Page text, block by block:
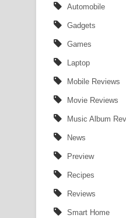
Tharu
Ow
Heavy
Aye
Ala
FEVER
Apa
Automobile
Gadgets
Games
Laptop
Mobile Reviews
Movie Reviews
Music Album
News
Preview
Recipes
Reviews
Smart Home